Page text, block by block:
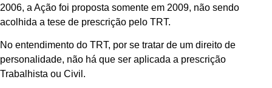
2006, a Ação foi proposta somente em 2009, não sendo
acolhida a tese de prescrição pelo TRT.
No entendimento do TRT, por se tratar de um direito de
personalidade, não há que ser aplicada a prescrição
Trabalhista ou Civil.